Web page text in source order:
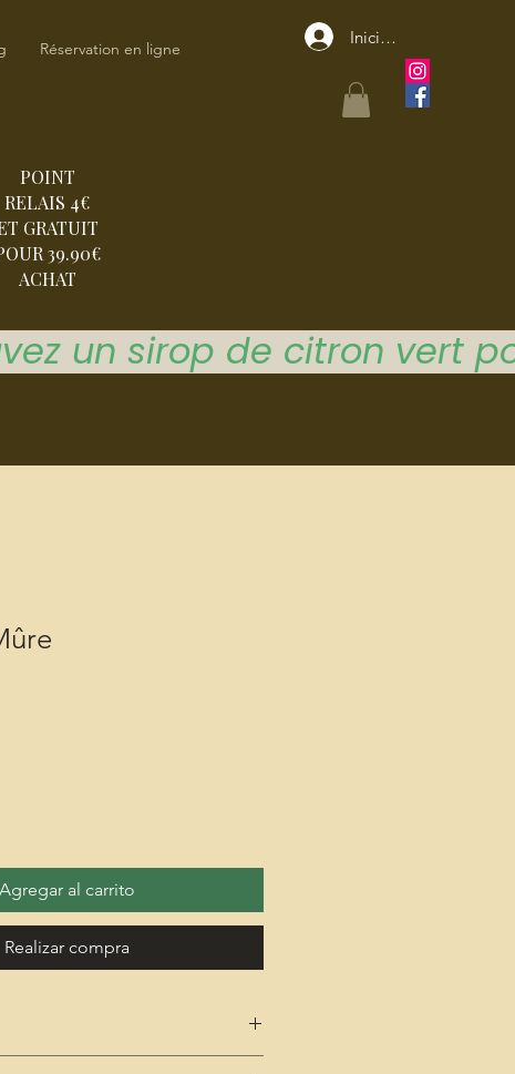
Iniciar sesión
Réservation en ligne
POINT
RELAIS 4€
GRATUIT
39.90€
ACHAT
Agregar al carrito
Realizar compra